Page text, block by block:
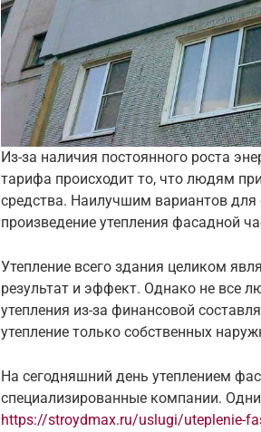
Из-за наличия постоянного роста
тарифа происходит то, что людям
средства. Наилучшим вариантов для
произведение утепления фасадной
Утепление всего здания целиком
результат и эффект. Однако не все
утепления из-за финансовой
утепление только собственных
На сегодняшний день утеплением
специализированные компании.
https://stroydmax.ru/uslugi/uteplenie-